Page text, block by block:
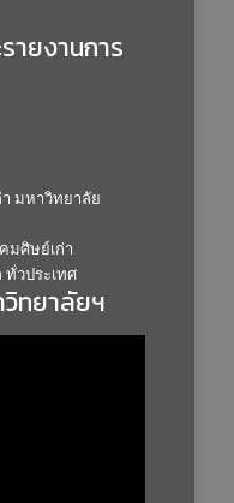
ายงานการ
มหาวิทยาลัย
มศิษย์เก่า
วประเทศ
วิทยาลัยฯ